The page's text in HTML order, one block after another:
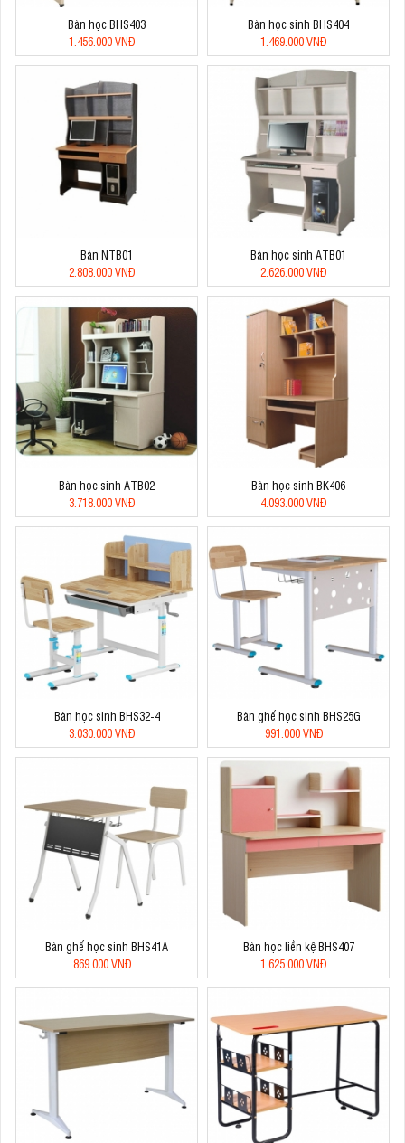
Bàn học BHS403
1.456.000 VNĐ
Bàn học sinh BHS404
1.469.000 VNĐ
Bàn NTB01
2.808.000 VNĐ
Bàn học sinh ATB01
2.626.000 VNĐ
Bàn học sinh ATB02
3.718.000 VNĐ
Bàn học sinh BK406
4.093.000 VNĐ
Bàn học sinh BHS32-4
3.030.000 VNĐ
Bàn ghế học sinh BHS25G
991.000 VNĐ
Bàn ghế học sinh BHS41A
869.000 VNĐ
Bàn học liền kệ BHS407
1.625.000 VNĐ